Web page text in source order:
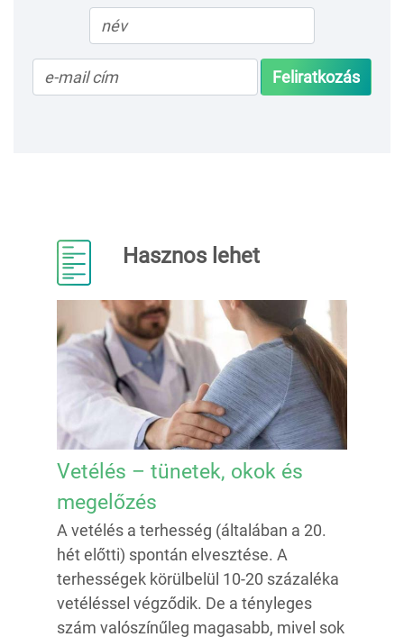
Feliratkozás
Hasznos lehet
Vetélés – tünetek, okok és
megelőzés
A vetélés a terhesség (általában a 20.
hét előtti) spontán elvesztése. A
terhességek körülbelül 10-20 százaléka
vetéléssel végződik. De a tényleges
szám valószínűleg magasabb, mivel sok